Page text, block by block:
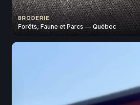
BRODERIE
Forêts, Faune et Parcs — Québec